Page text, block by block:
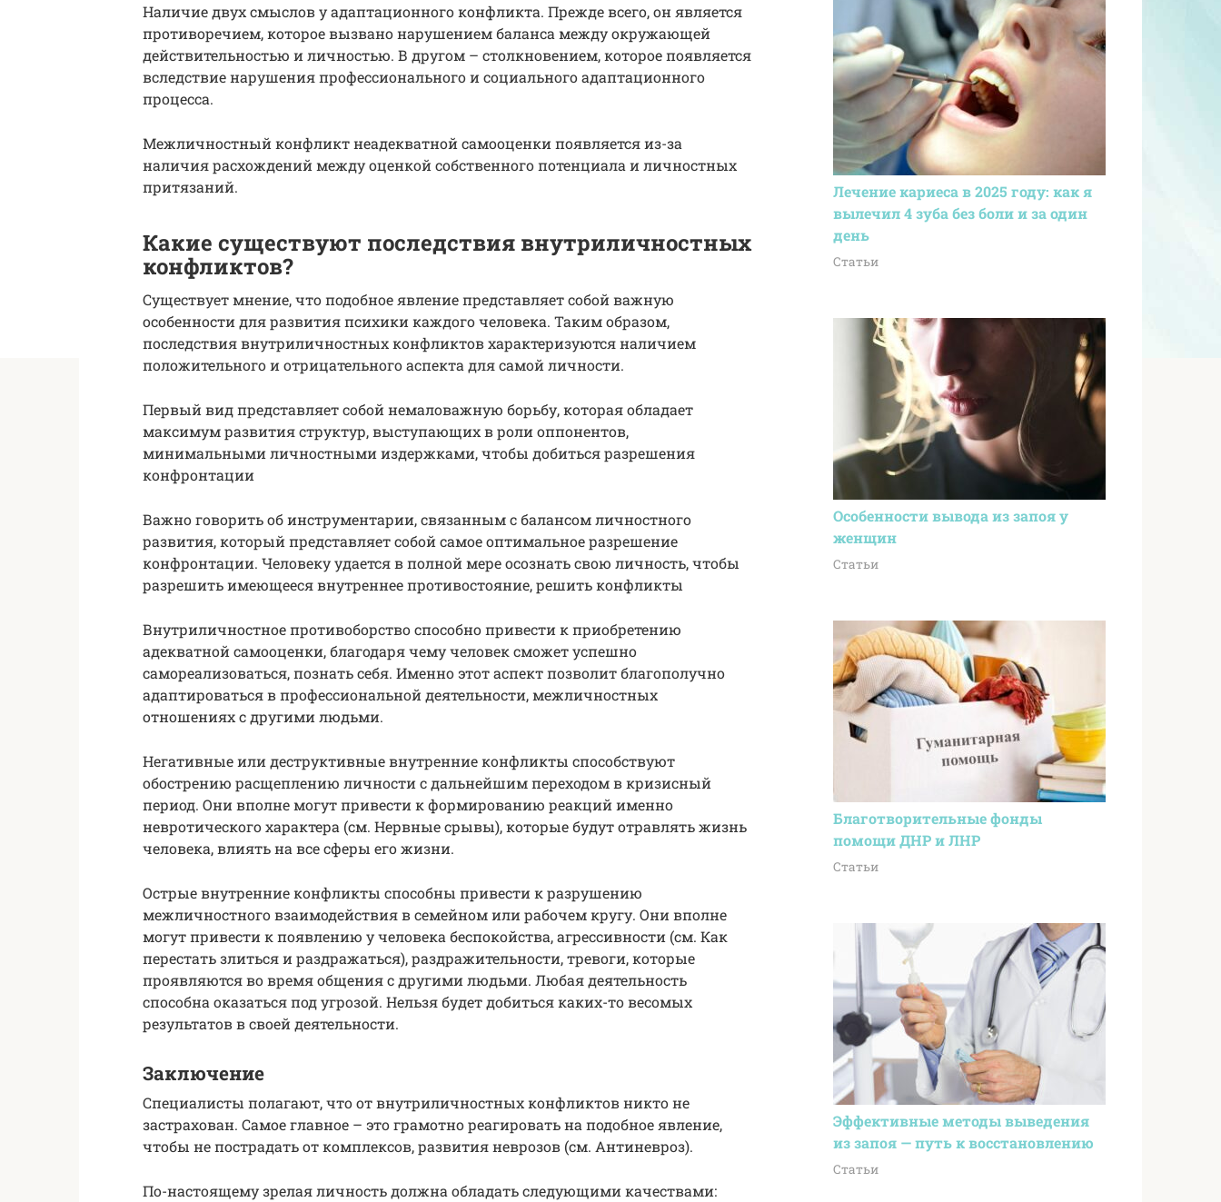
Наличие двух смыслов у адаптационного конфликта. Прежде всего, он является
противоречием, которое вызвано нарушением баланса между окружающей
действительностью и личностью. В другом – столкновением, которое появляется
вследствие нарушения профессионального и социального адаптационного
процесса.
Межличностный конфликт неадекватной самооценки появляется из-за
наличия расхождений между оценкой собственного потенциала и личностных
притязаний.
Какие существуют последствия внутриличностных
конфликтов?
Существует мнение, что подобное явление представляет собой важную
особенности для развития психики каждого человека. Таким образом,
последствия внутриличностных конфликтов характеризуются наличием
положительного и отрицательного аспекта для самой личности.
Первый вид представляет собой немаловажную борьбу, которая обладает
максимум развития структур, выступающих в роли оппонентов,
минимальными личностными издержками, чтобы добиться разрешения
конфронтации
Важно говорить об инструментарии, связанным с балансом личностного
развития, который представляет собой самое оптимальное разрешение
конфронтации. Человеку удается в полной мере осознать свою личность, чтобы
разрешить имеющееся внутреннее противостояние, решить конфликты
Внутриличностное противоборство способно привести к приобретению
адекватной самооценки, благодаря чему человек сможет успешно
самореализоваться, познать себя. Именно этот аспект позволит благополучно
адаптироваться в профессиональной деятельности, межличностных
отношениях с другими людьми.
Негативные или деструктивные внутренние конфликты способствуют
обострению расщеплению личности с дальнейшим переходом в кризисный
период. Они вполне могут привести к формированию реакций именно
невротического характера (см. Нервные срывы), которые будут отравлять жизнь
человека, влиять на все сферы его жизни.
Острые внутренние конфликты способны привести к разрушению
межличностного взаимодействия в семейном или рабочем кругу. Они вполне
могут привести к появлению у человека беспокойства, агрессивности (см. Как
перестать злиться и раздражаться), раздражительности, тревоги, которые
проявляются во время общения с другими людьми. Любая деятельность
способна оказаться под угрозой. Нельзя будет добиться каких-то весомых
результатов в своей деятельности.
Заключение
Специалисты полагают, что от внутриличностных конфликтов никто не
застрахован. Самое главное – это грамотно реагировать на подобное явление,
чтобы не пострадать от комплексов, развития неврозов (см. Антиневроз).
По-настоящему зрелая личность должна обладать следующими качествами:
Лечение кариеса в 2025 году: как я
вылечил 4 зуба без боли и за один
день
Статьи
Особенности вывода из запоя у
женщин
Статьи
Благотворительные фонды
помощи ДНР и ЛНР
Статьи
Эффективные методы выведения
из запоя — путь к восстановлению
Статьи